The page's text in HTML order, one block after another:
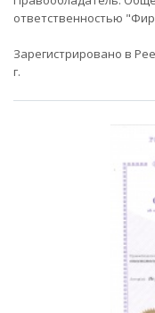
ответственностью
Зарегистрировано в
г.